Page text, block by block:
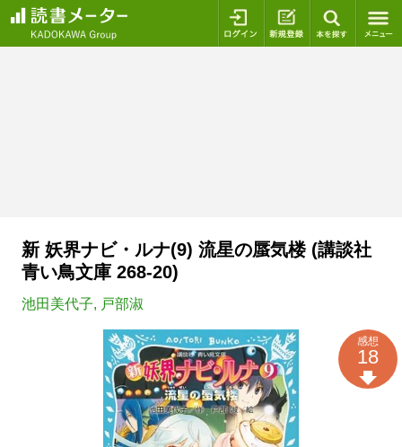
ログイン 新規登録
新 妖界ナビ・ルナ(9) 流星の蜃気楼 (講談社
青い鳥文庫 268-20)
池田美代子, 戸部淑
感想
18